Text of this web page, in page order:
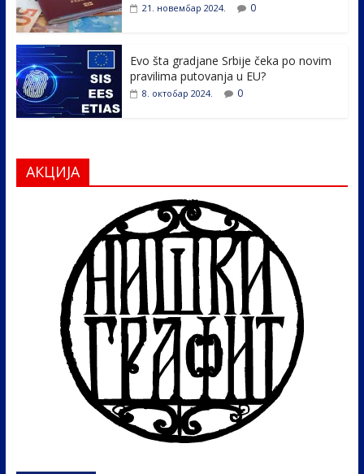
21. новембар 2024. 0
Evo šta gradjane Srbije čeka po novim
pravilima putovanja u EU?
8. октобар 2024. 0
АКЦИЈА